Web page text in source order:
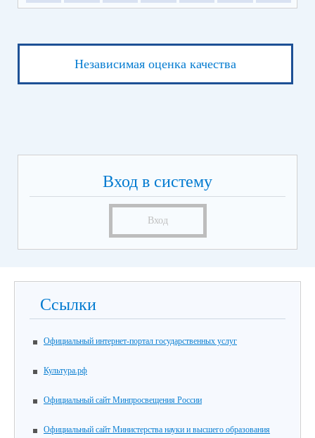
Независимая оценка качества
Вход в систему
Вход
Ссылки
Официальный интернет-портал государственных услуг
Культура.рф
Официальный сайт Минпросвещения России
Официальный сайт Министерства науки и высшего образования